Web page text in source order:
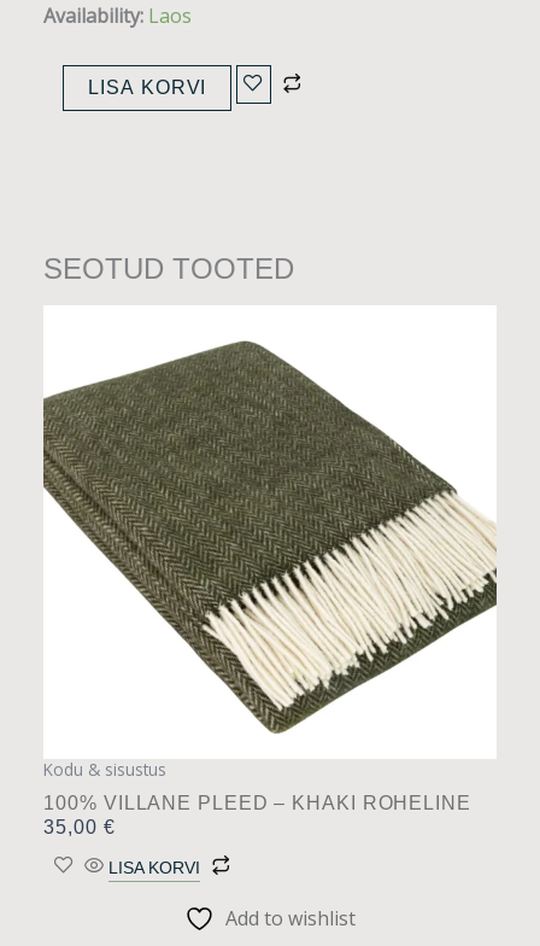
Availability: Laos
Bosler
RPET
vihmavari
LISA KORVI
SEOTUD TOOTED
Kodu & sisustus
100% VILLANE PLEED – KHAKI ROHELINE
35,00 €
LISA KORVI
Add to wishlist